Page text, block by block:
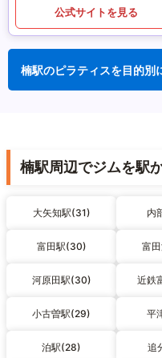
公式サイトを見る
楠駅のピラティスを目的別
楠駅周辺でジムを駅
大矢知駅(31) 内
富田駅(30) 富
河原田駅(30) 近鉄
小古曽駅(29) 平
泊駅(28) 追